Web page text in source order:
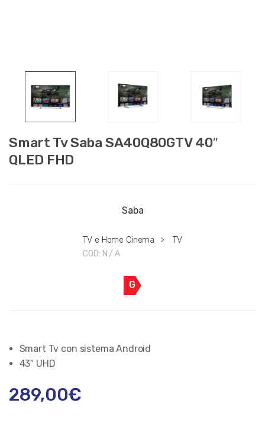
Smart Tv Saba SA40Q80GTV 40″
QLED FHD
Saba
TV e Home Cinema >
TV
COD: N / A
G
Smart Tv con sistema Android
43″ UHD
289,00€